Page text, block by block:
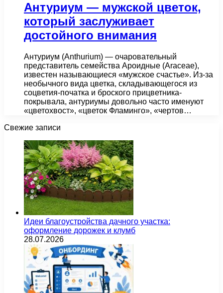
Антуриум — мужской цветок,
который заслуживает
достойного внимания
Антуриум (Anthurium) — очаровательный
представитель семейства Ароидные (Araceae),
известен называющиеся «мужское счастье». Из-за
необычного вида цветка, складывающегося из
соцветия-початка и броского прицветника-
покрывала, антуриумы довольно часто именуют
«цветохвост», «цветок Фламинго», «чертов…
Свежие записи
Идеи благоустройства дачного участка:
оформление дорожек и клумб
28.07.2026